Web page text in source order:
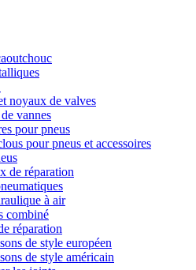
noyaux de valves
vannes
pour pneus
pour pneus et accessoires
de réparation
à air
combiné
réparation
de style européen
de style américain